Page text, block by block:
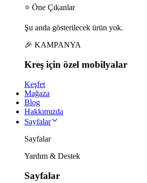
⭐ Öne Çıkanlar
Şu anda gösterilecek ürün yok.
🎉 KAMPANYA
Kreş için özel mobilyalar
Keşfet
Mağaza
Blog
Hakkımızda
Sayfalar
Sayfalar
Yardım & Destek
Sayfalar